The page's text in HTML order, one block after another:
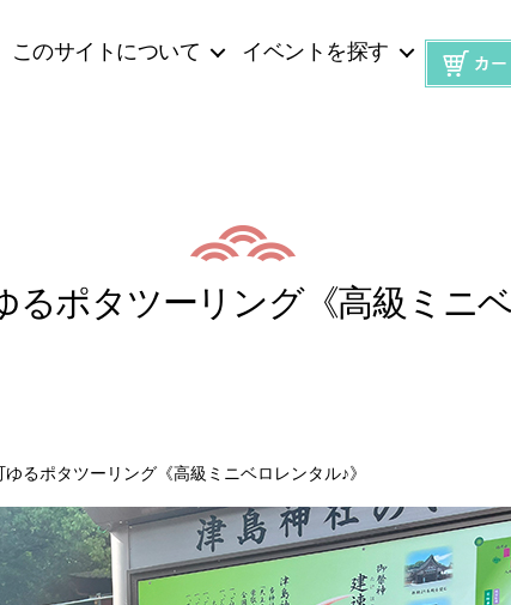
このサイトについて イベントを探す
るポタツーリング《高級ミニ
るポタツーリング《高級ミニベロレンタル♪》